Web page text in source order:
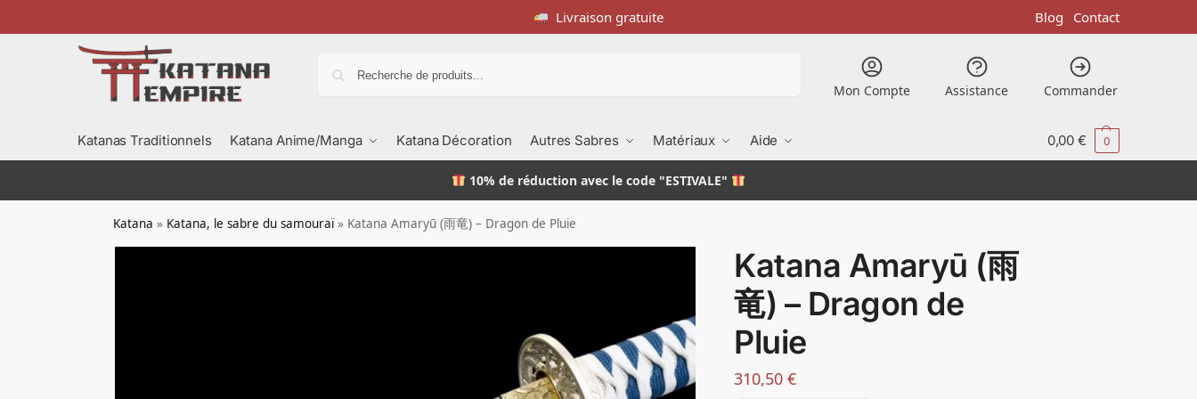
Livraison gratuite Blog Contact
Mon Compte Assistance Commander
Katanas Traditionnels Katana Anime/Manga Katana Décoration Autres Sabres Matériaux Aide 0,00€ 0
10% de réduction avec le code "ESTIVALE"
Katana » Katana, le sabre du samouraï» Katana Amaryū (雨竜) – Dragon de Pluie
Katana Amaryū (雨
竜) – Dragon de
Pluie
310,50€